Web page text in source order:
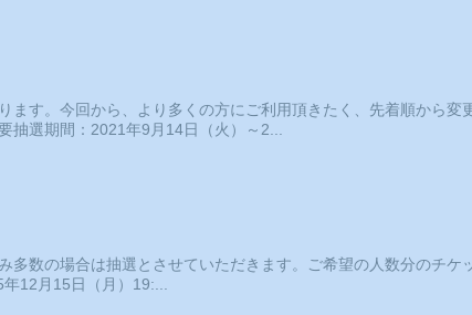
ます。今回から、より多くの方にご利用頂きたく、先着順から
抽選期間：2021年9月14日（火）～2...
多数の場合は抽選とさせていただきます。ご希望の人数分のチ
12月15日（月）19:...